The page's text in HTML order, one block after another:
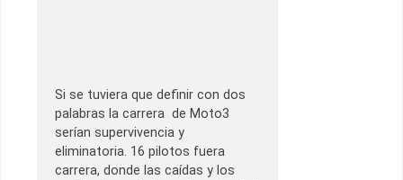
Si se tuviera que definir con dos
palabras la carrera de Moto3
serían supervivencia y
eliminatoria. 16 pilotos fuera
carrera, donde las caídas y los